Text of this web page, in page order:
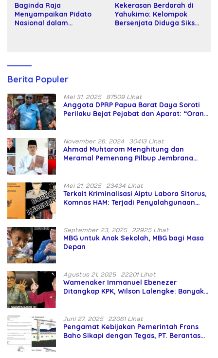
Baginda Raja
Menyampaikan Pidato
Nasional dalam
Kekerasan Berdarah di
Yahukimo: Kelompok
Bersenjata Diduga Siksa
Berita Populer
Mei 31, 2025 87509 Lihat
Anggota DPRP Papua Barat Daya Soroti
Perilaku Bejat Pejabat dan Aparat: “Orang
November 26, 2024 30413 Lihat
Ahmad Muhtarom Menghitung dan
Meramal Pemenang Pilbup Jembrana
Mei 21, 2025 23434 Lihat
Terkait Kriminalisasi Aiptu Labora Sitorus,
Komnas HAM: Terjadi Penyalahgunaan
September 23, 2025 22925 Lihat
MBG untuk Anak Sekolah, MBG bagi Masa
Depan
Agustus 21, 2025 22201 Lihat
Wamenaker Immanuel Ebenezer
Ditangkap KPK, Wilson Lalengke: Banyak
Juni 27, 2025 22061 Lihat
Pengamat Kebijakan Pemerintah Frans
Baho Sikapi dengan Tegas, PT. Berantas